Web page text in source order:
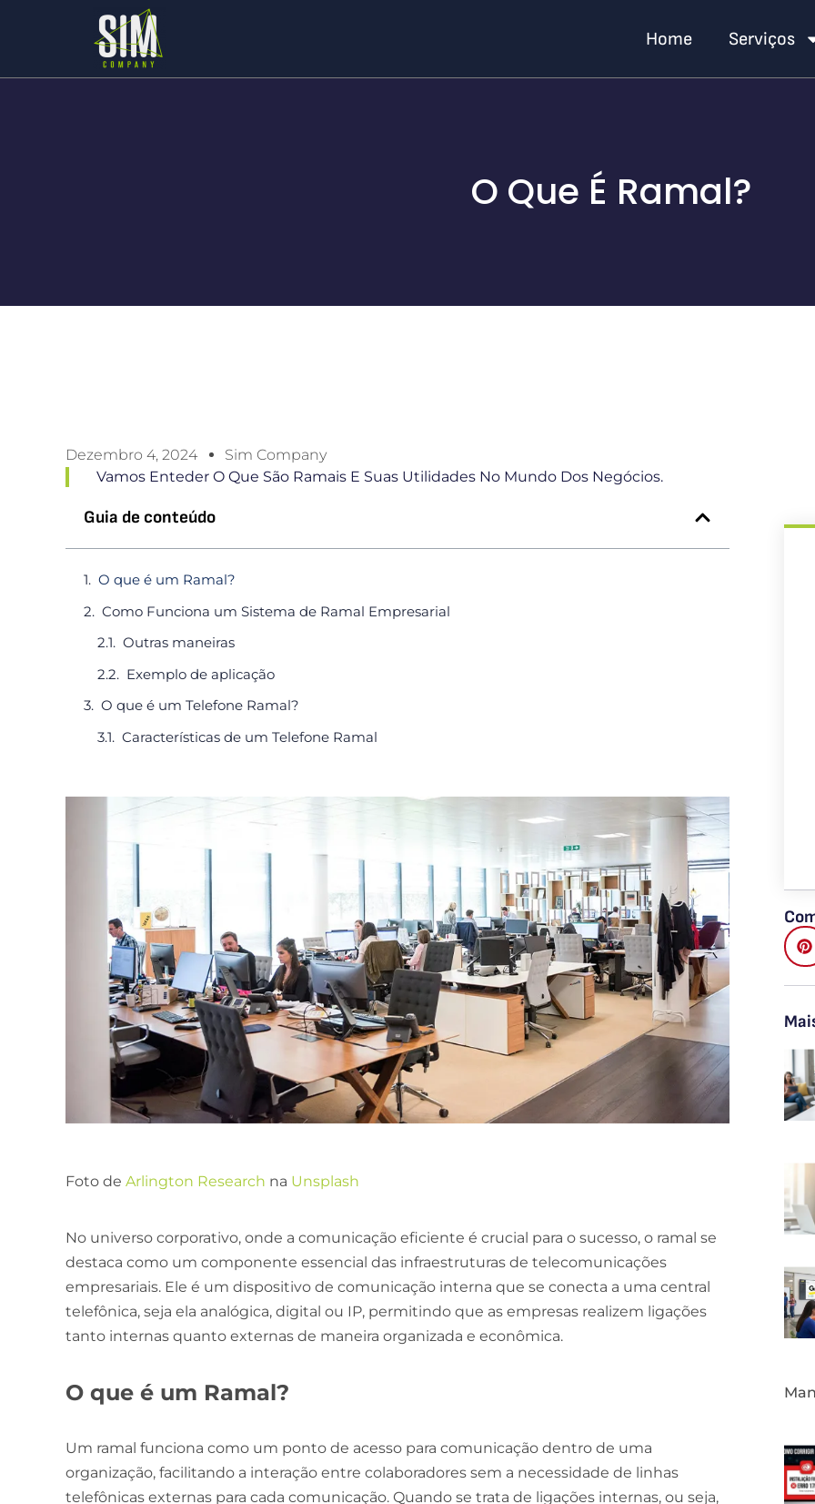
Home Serviços
O Que É Ramal?
Dezembro 4, 2024
Sim Company
Vamos Enteder O Que São Ramais E Suas Utilidades No Mundo Dos Negócios.
Guia de conteúdo
O que é um Ramal?
Como Funciona um Sistema de Ramal Empresarial
Outras maneiras
Exemplo de aplicação
O que é um Telefone Ramal?
Características de um Telefone Ramal
Foto de Arlington Research na Unsplash
No universo corporativo, onde a comunicação eficiente é crucial para o sucesso, o ramal se
destaca como um componente essencial das infraestruturas de telecomunicações
empresariais. Ele é um dispositivo de comunicação interna que se conecta a uma central
telefônica, seja ela analógica, digital ou IP, permitindo que as empresas realizem ligações
tanto internas quanto externas de maneira organizada e econômica.
O que é um Ramal?
Um ramal funciona como um ponto de acesso para comunicação dentro de uma
organização, facilitando a interação entre colaboradores sem a necessidade de linhas
telefônicas externas para cada comunicação. Quando se trata de ligações internas, ou seja,